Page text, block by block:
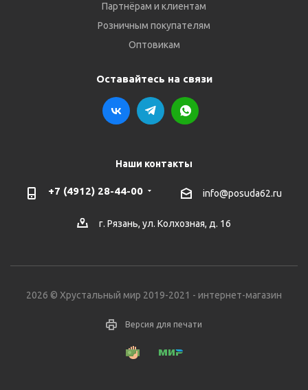
Партнёрам и клиентам
Розничным покупателям
Оптовикам
Оставайтесь на связи
Наши контакты
+7 (4912) 28-44-00 info@posuda62.ru
г. Рязань, ул. Колхозная, д. 16
2026 © Хрустальный мир 2019-2021 - интернет-магазин
Версия для печати